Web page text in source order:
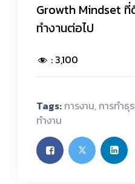
Growth Mindset ที่
ทำงานต่อไป
: 3,100
Tags:การงาน,การทำธุ
ทำงาน